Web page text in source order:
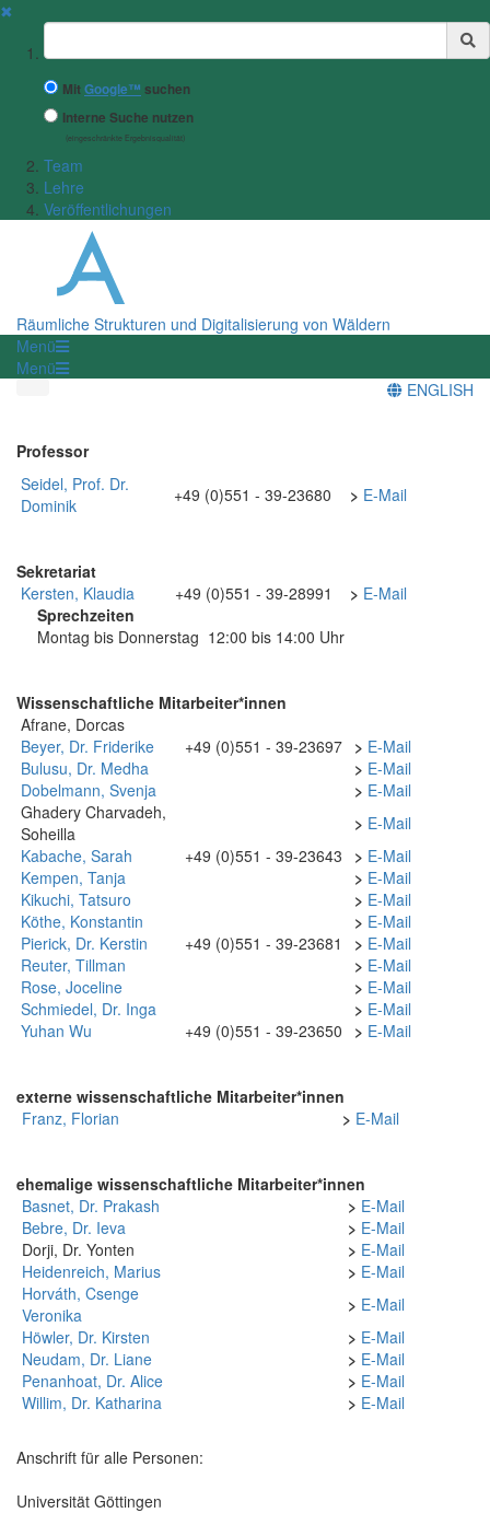
✖
Suchbegriff
MitGoogle™ suchen
Interne Suche nutzen
(eingeschränkte Ergebnisqualität)
Team
Lehre
Veröffentlichungen
Räumliche Strukturen und Digitalisierung von Wäldern
Menü
Menü
ENGLISH
Professor
Seidel, Prof. Dr.
Dominik
+49 (0)551 - 39-23680 > E-Mail
Sekretariat
Kersten, Klaudia
+49 (0)551 - 39-28991 > E-Mail
Sprechzeiten
Montag bis Donnerstag 12:00 bis 14:00 Uhr
Wissenschaftliche Mitarbeiter*innen
Afrane, Dorcas
Beyer, Dr. Friderike
+49 (0)551 - 39-23697 > E-Mail
Bulusu, Dr. Medha
> E-Mail
Dobelmann, Svenja
> E-Mail
Ghadery Charvadeh,
Soheilla
> E-Mail
Kabache, Sarah
+49 (0)551 - 39-23643 > E-Mail
Kempen, Tanja
> E-Mail
Kikuchi, Tatsuro
> E-Mail
Köthe, Konstantin
> E-Mail
Pierick, Dr. Kerstin
+49 (0)551 - 39-23681 > E-Mail
Reuter, Tillman
> E-Mail
Rose, Joceline
> E-Mail
Schmiedel, Dr. Inga
> E-Mail
Yuhan Wu
+49 (0)551 - 39-23650 > E-Mail
externe wissenschaftliche Mitarbeiter*innen
Franz, Florian
> E-Mail
ehemalige wissenschaftliche Mitarbeiter*innen
Basnet, Dr. Prakash
> E-Mail
Bebre, Dr. Ieva
> E-Mail
Dorji, Dr. Yonten
> E-Mail
Heidenreich, Marius
> E-Mail
Horváth, Csenge
Veronika
> E-Mail
Höwler, Dr. Kirsten
> E-Mail
Neudam, Dr. Liane
> E-Mail
Penanhoat, Dr. Alice
> E-Mail
Willim, Dr. Katharina
> E-Mail
Anschrift für alle Personen:
Universität Göttingen